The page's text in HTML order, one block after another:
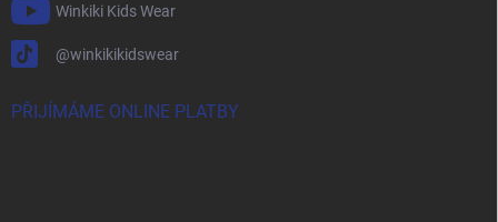
Winkiki Kids Wear
@winkikikidswear
PŘIJÍMÁME ONLINE PLATBY